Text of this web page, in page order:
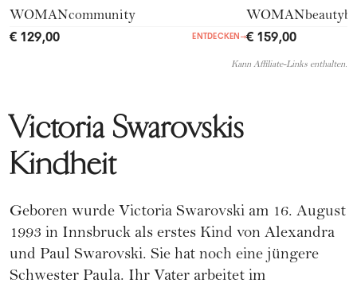
WOMANcommunity
€ 129,00 ENTDECKEN →€ 159,00
Kann Affiliate-Links enthalten.
Victoria Swarovskis
Kindheit
Geboren wurde Victoria Swarovski am 16. August
1993 in Innsbruck als erstes Kind von Alexandra
und Paul Swarovski. Sie hat noch eine jüngere
Schwester Paula. Ihr Vater arbeitet im